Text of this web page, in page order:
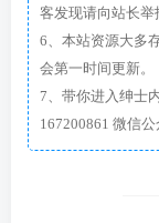
客发现请向站长举
6、本站资源大多
会第一时间更新。
7、带你进入绅士